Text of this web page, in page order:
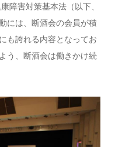
障害対策基本法（以下、
には、断酒会の会員が積
も誇れる内容となってお
う、断酒会は働きかけ続